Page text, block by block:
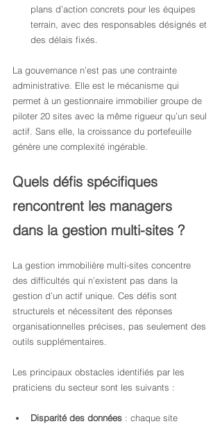
plans d’action concrets pour les équipes
terrain, avec des responsables désignés et
des délais fixés.
La gouvernance n’est pas une contrainte
administrative. Elle est le mécanisme qui
permet à un gestionnaire immobilier groupe de
piloter 20 sites avec la même rigueur qu’un seul
actif. Sans elle, la croissance du portefeuille
génère une complexité ingérable.
Quels défis spécifiques
rencontrent les managers
dans la gestion multi-sites ?
La gestion immobilière multi-sites concentre
des difficultés qui n’existent pas dans la
gestion d’un actif unique. Ces défis sont
structurels et nécessitent des réponses
organisationnelles précises, pas seulement des
outils supplémentaires.
Les principaux obstacles identifiés par les
praticiens du secteur sont les suivants :
Disparité des données : chaque site